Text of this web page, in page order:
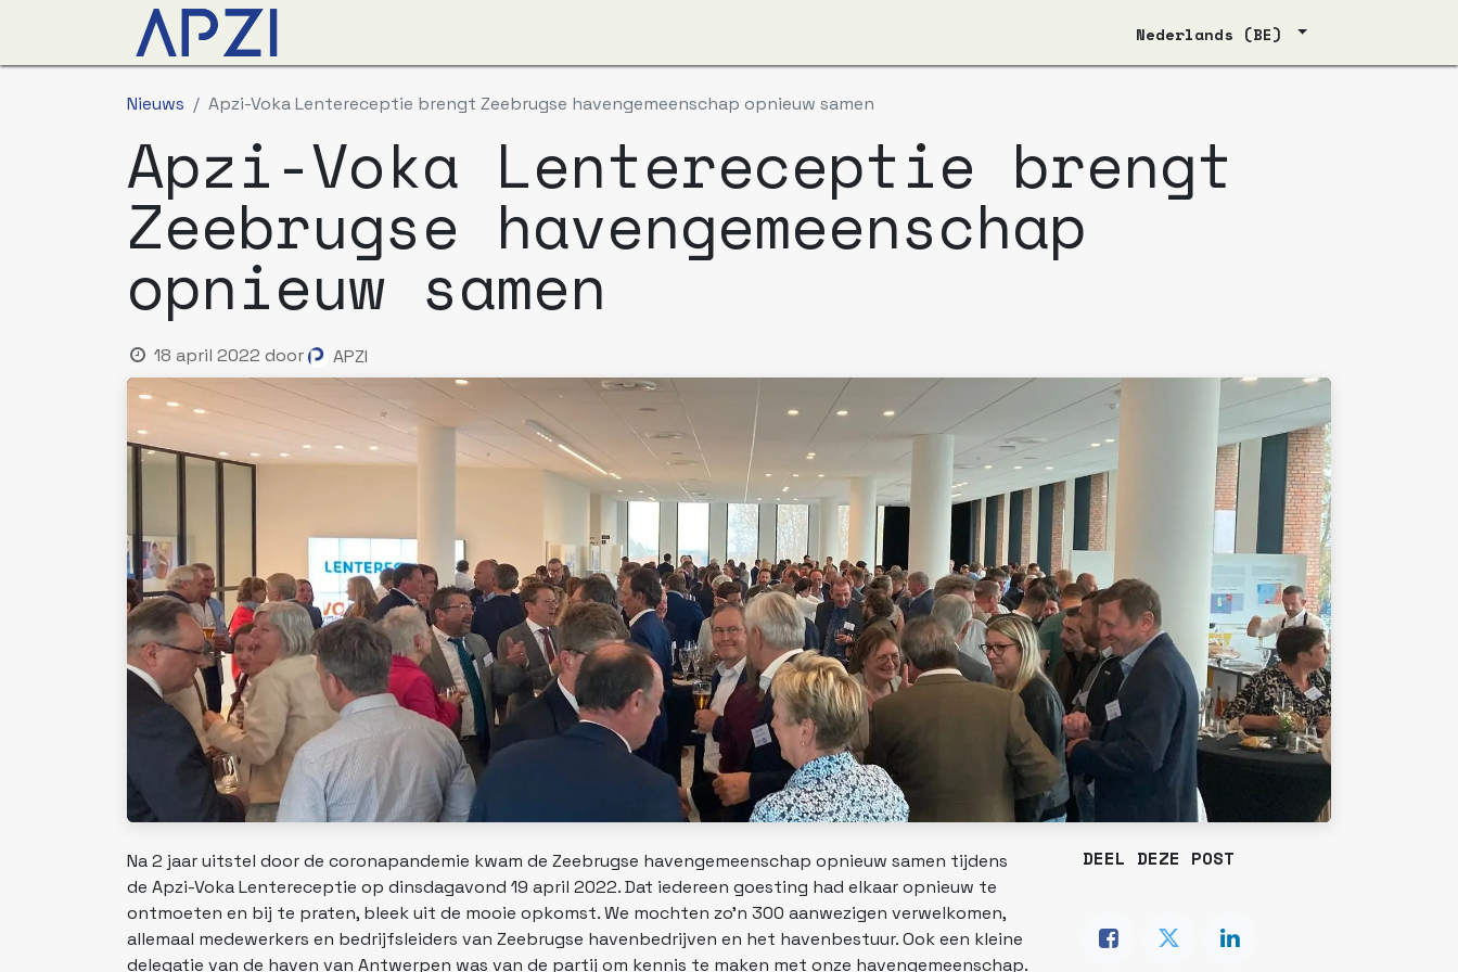
Nederlands (BE)
Nieuws Apzi-Voka Lentereceptie brengt Zeebrugse havengemeenschap opnieuw samen
Apzi-Voka Lentereceptie brengt
Zeebrugse havengemeenschap
opnieuw samen
18 april 2022 door APZI
Na 2 jaar uitstel door de coronapandemie kwam de Zeebrugse havengemeenschap opnieuw samen tijdens
de Apzi-Voka Lentereceptie op dinsdagavond 19 april 2022. Dat iedereen goesting had elkaar opnieuw te
ontmoeten en bij te praten, bleek uit de mooie opkomst. We mochten zo’n 300 aanwezigen verwelkomen,
allemaal medewerkers en bedrijfsleiders van Zeebrugse havenbedrijven en het havenbestuur. Ook een kleine
delegatie van de haven van Antwerpen was van de partij om kennis te maken met onze havengemeenschap.
DEEL DEZE POST